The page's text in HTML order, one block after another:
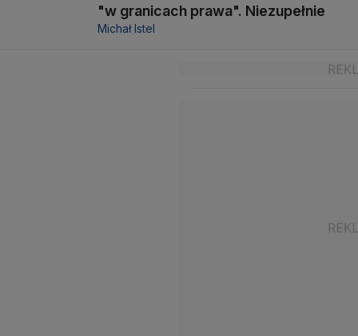
"w granicach prawa". Niezupełnie
Michał Istel